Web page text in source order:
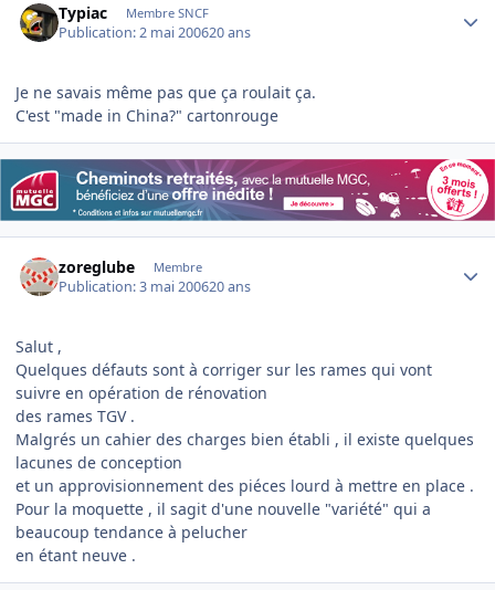
Typiac Membre SNCF
Publication:2 mai 200620 ans
Je ne savais même pas que ça roulait ça.
C'est "made in China?" cartonrouge
zoreglube Membre
Publication:3 mai 200620 ans
Salut ,
Quelques défauts sont à corriger sur les rames qui vont
suivre en opération de rénovation
des rames TGV .
Malgrés un cahier des charges bien établi , il existe quelques
lacunes de conception
et un approvisionnement des piéces lourd à mettre en place .
Pour la moquette , il sagit d'une nouvelle "variété" qui a
beaucoup tendance à pelucher
en étant neuve .